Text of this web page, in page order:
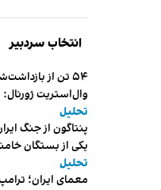
انتخاب سردبیر
۵۴ تن از بازداشت‌شدگان اعتراضات دی‌ماه در بند امنیتی زندان اردبیل به سر می‌برند
وال‌استریت
تحلیل
پنتاگون از جنگ
یکی از بستگان
تحلیل
معمای ایران؛